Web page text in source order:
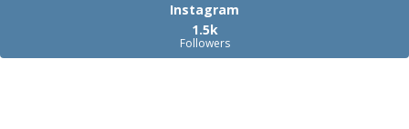
Instagram
1.5k
Followers